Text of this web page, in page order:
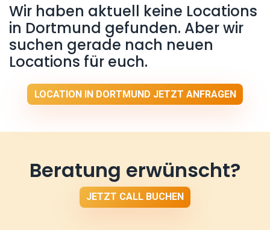
Wir haben aktuell keine Locations
in Dortmund gefunden. Aber wir
suchen gerade nach neuen
Locations für euch.
LOCATION IN DORTMUND JETZT ANFRAGEN
Beratung erwünscht?
JETZT CALL BUCHEN